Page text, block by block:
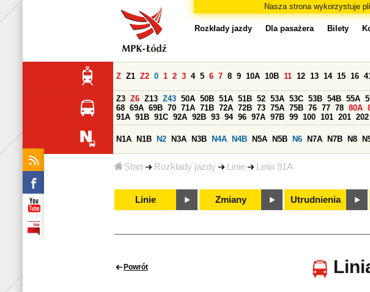
Nasza strona wykorzystuje
Start Rozkłady jazdy Linie Linia 91A
Rozkłady jazdy Dla pasażera Bilety
Z Z1 Z2 0 1 2 3 4 5 6 7 8 9 10A 10B 11 12 13 14 15 16
Z3 Z6 Z13 Z43 50A 50B 51A 51B 52 53A 53C 53B 54B 55A
68 69A 69B 70 71A 71B 72A 72B 73 75A 75B 76 77 78 80A
91A 91B 91C 92A 92B 93 94 96 97A 97B 99 100 101 201 202
N1A N1B N2 N3A N3B N4A N4B N5A N5B N6 N7A N7B N8
Linie Zmiany Utrudnienia
Powrót